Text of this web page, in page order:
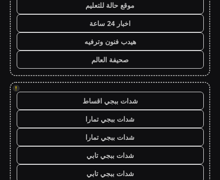
موقع حالة للتعليم
اخبار 24 ساعة
هيدب فنون وترفيه
صحيفة العالم
!
شدات ببجي اقساط
شدات ببجي تمارا
شدات ببجي تمارا
شدات ببجي تابي
شدات ببجي تابي